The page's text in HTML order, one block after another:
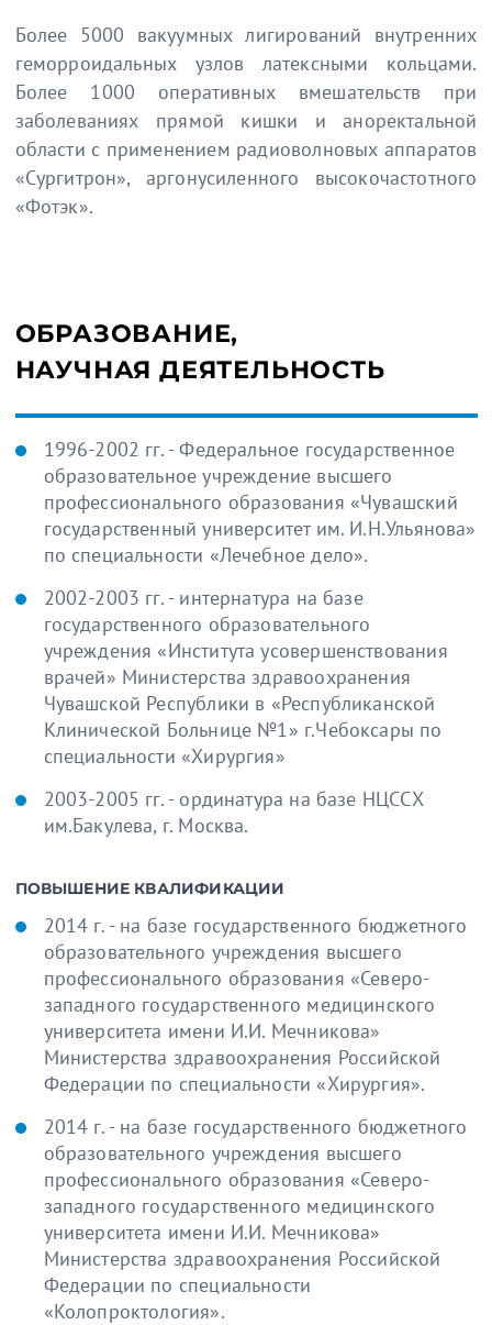
Более 5000 вакуумных лигирований внутренних
геморроидальных узлов латексными кольцами.
Более 1000 оперативных вмешательств при
заболеваниях прямой кишки и аноректальной
области с применением радиоволновых аппаратов
«Сургитрон», аргонусиленного высокочастотного
«Фотэк».
ОБРАЗОВАНИЕ,
НАУЧНАЯ ДЕЯТЕЛЬНОСТЬ
1996-2002 гг. - Федеральное государственное
образовательное учреждение высшего
профессионального образования «Чувашский
государственный университет им. И.Н.Ульянова»
по специальности «Лечебное дело».
2002-2003 гг. - интернатура на базе
государственного образовательного
учреждения «Института усовершенствования
врачей» Министерства здравоохранения
Чувашской Республики в «Республиканской
Клинической Больнице №1» г.Чебоксары по
специальности «Хирургия»
2003-2005 гг. - ординатура на базе НЦССХ
им.Бакулева, г. Москва.
ПОВЫШЕНИЕ КВАЛИФИКАЦИИ
2014 г. - на базе государственного бюджетного
образовательного учреждения высшего
профессионального образования «Северо-
западного государственного медицинского
университета имени И.И. Мечникова»
Министерства здравоохранения Российской
Федерации по специальности «Хирургия».
2014 г. - на базе государственного бюджетного
образовательного учреждения высшего
профессионального образования «Северо-
западного государственного медицинского
университета имени И.И. Мечникова»
Министерства здравоохранения Российской
Федерации по специальности
«Колопроктология».